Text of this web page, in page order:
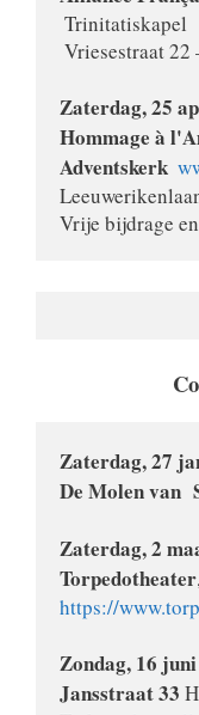
Trinitatiskapel
Vriesestraat 22
Zaterdag, 25
Adventskerk
Vrije bijdrage
Zaterdag, 27
De Molen van
Zaterdag, 2
Torpedotheater
https://
Jansstraat 33